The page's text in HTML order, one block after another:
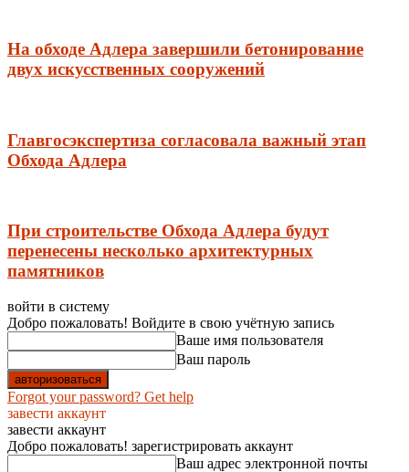
На обходе Адлера завершили бетонирование
двух искусственных сооружений
Главгосэкспертиза согласовала важный этап
Обхода Адлера
При строительстве Обхода Адлера будут
перенесены несколько архитектурных
памятников
войти в систему
Добро пожаловать! Войдите в свою учётную запись
Ваше имя пользователя
Ваш пароль
Forgot your password? Get help
завести аккаунт
завести аккаунт
Добро пожаловать! зарегистрировать аккаунт
Ваш адрес электронной почты